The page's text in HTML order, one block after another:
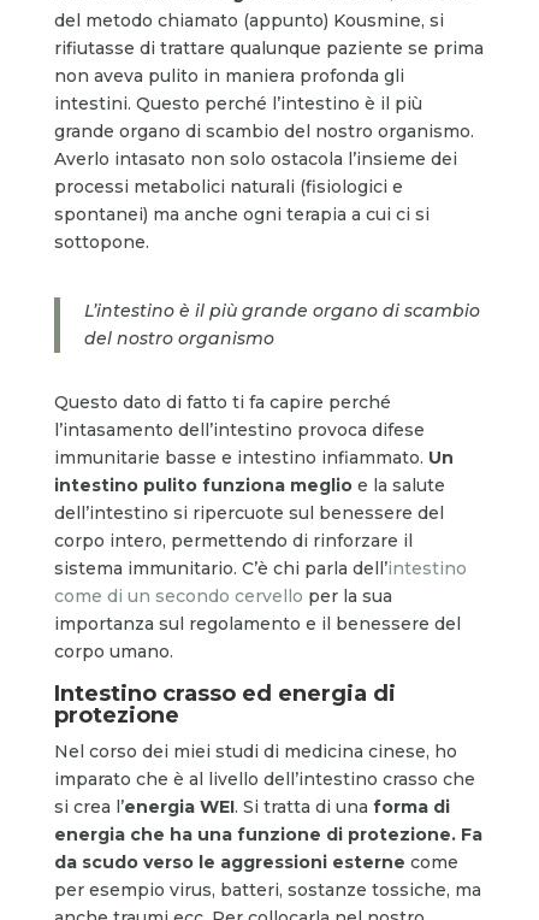
del metodo chiamato (appunto) Kousmine, si
rifiutasse di trattare qualunque paziente se prima
non aveva pulito in maniera profonda gli
intestini. Questo perché l’intestino è il più
grande organo di scambio del nostro organismo.
Averlo intasato non solo ostacola l’insieme dei
processi metabolici naturali (fisiologici e
spontanei) ma anche ogni terapia a cui ci si
sottopone.
L’intestino è il più grande organo di scambio
del nostro organismo
Questo dato di fatto ti fa capire perché
l’intasamento dell’intestino provoca difese
immunitarie basse e intestino infiammato. Un
intestino pulito funziona meglioe la salute
dell’intestino si ripercuote sul benessere del
corpo intero, permettendo di rinforzare il
sistema immunitario. C’è chi parla dell’intestino
come di un secondo cervello per la sua
importanza sul regolamento e il benessere del
corpo umano.
Intestino crasso ed energia di
protezione
Nel corso dei miei studi di medicina cinese, ho
imparato che è al livello dell’intestino crasso che
si crea l’energia WEI. Si tratta di una forma di
energia che ha una funzione di protezione. Fa
da scudo verso le aggressioni esterne come
per esempio virus, batteri, sostanze tossiche, ma